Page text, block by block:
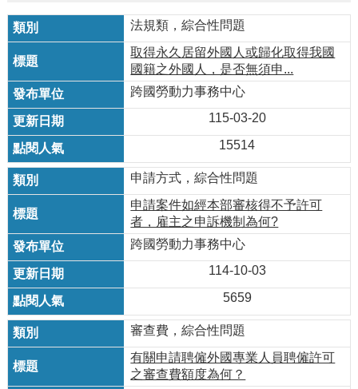
網
站
資
料
開
放
宣
告
檢
舉
瀆
法規類，綜合性問題
取得永久居留外國人或歸化取得我國
國籍之外國人，是否無須申...
跨國勞動力事務中心
115-03-20
15514
申請方式，綜合性問題
申請案件如經本部審核得不予許可
者，雇主之申訴機制為何?
跨國勞動力事務中心
114-10-03
5659
審查費，綜合性問題
有關申請聘僱外國專業人員聘僱許可
之審查費額度為何？